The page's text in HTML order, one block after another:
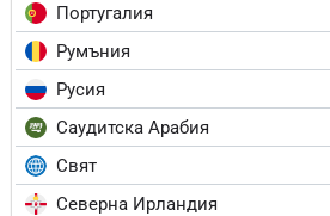
Португалия
Румъния
Русия
Саудитска Арабия
Свят
Северна Ирландия